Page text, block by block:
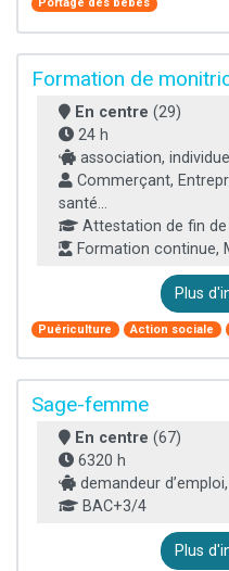
Portage des bébés
Formation de
En centre (29)
24 h
association,
Commerçant,
santé...
Attestation de fin
Formation continue,
Plus
Puériculture Action sociale
Sage-femme
En centre (67)
6320 h
demandeur
BAC+3/4
Plus